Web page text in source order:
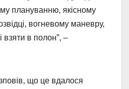
плануванню, якісному
вогневому маневру,
взяти в полон”, –
що це вдалося